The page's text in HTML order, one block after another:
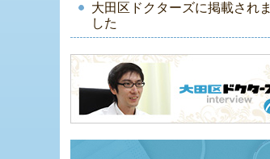
大田区ドクターズに掲載されま
した